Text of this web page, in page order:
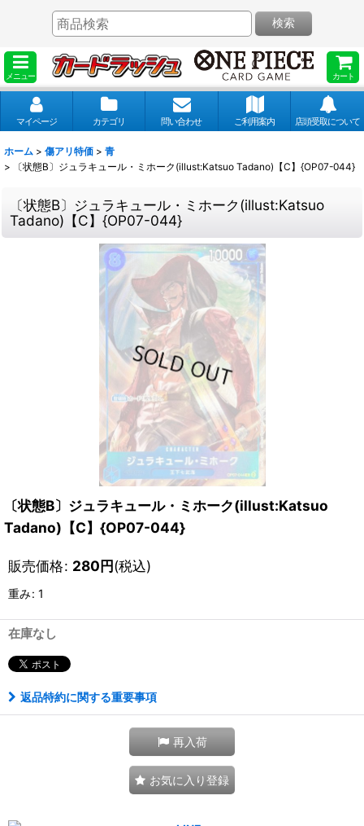
メニュー カート
検索
マイページ カテゴリ 問い合わせ ご利用案内 店頭受取について
ホーム > 傷アリ特価 > 青
>
〔状態B〕ジュラキュール・ミホーク(illust:Katsuo Tadano)【C】{OP07-044}
〔状態B〕ジュラキュール・ミホーク(illust:Katsuo
Tadano)【C】{OP07-044}
〔状態B〕ジュラキュール・ミホーク(illust:Katsuo
Tadano)【C】{OP07-044}
販売価格: 280円(税込)
重み: 1
在庫なし
返品特約に関する重要事項
再入荷
お気に入り登録